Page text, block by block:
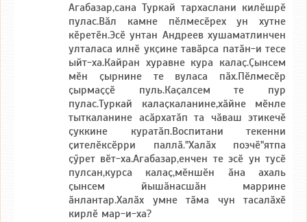
Агабазар,сана Туркай тархаслани килӗшрӗ
пулас.Вӑл камне пӗлмесӗрех ун хутне
кӗретӗн.Эсӗ унтан Андреев хушаматлинчен
улталаса илнӗ укҫине тавӑрса патӑн-и тесе
ыйт-ха.Кайран хуравне кура калаҫ.Ҫынсем
мӗн ҫырнине те вуласа пӑх.Пӗлмесӗр
ҫырмаҫҫӗ пуль.Каҫалсем те пур
пулас.Туркай калаҫкаланине,хӑйне мӗнле
тыткаланине асӑрхатӑп та чӑваш этикечӗ
ҫуккине куратӑп.Воспитани текенни
ҫителӗксӗрри паллӑ."Халӑх поэчӗ"ятпа
ҫӳрет вӗт-ха.Агабазар,енчен те эсӗ ун тусӗ
пулсан,курса калаҫ,мӗншӗн ӑна ахаль
ҫынсем йышӑнасшӑн маррине
ӑнлантар.Халӑх умне тӑма чун тасалӑхӗ
кирлӗ мар-и-ха?